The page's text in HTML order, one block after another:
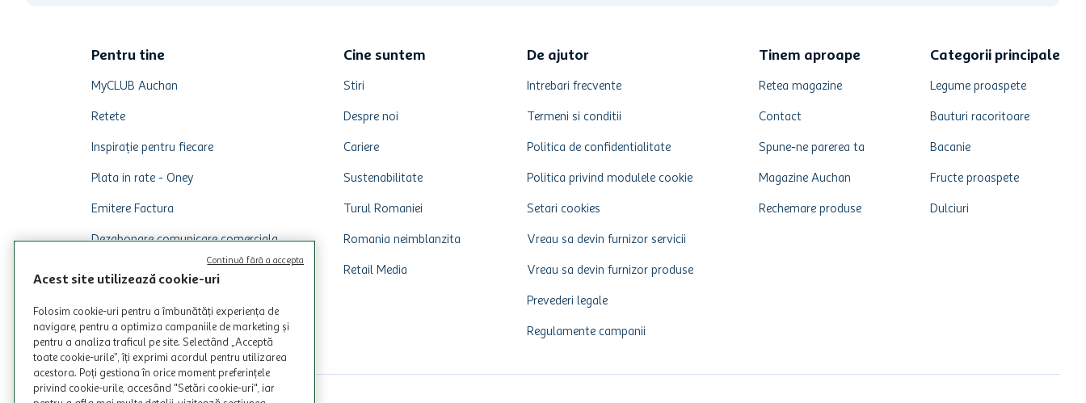
Pentru tine
MyCLUB Auchan
Retete
Inspirație pentru fiecare
Plata in rate - Oney
Emitere Factura
Dezabonare comunicare comerciala
Cine suntem
Stiri
Despre noi
Cariere
Sustenabilitate
Turul Romaniei
Romania neimblanzita
Retail Media
De ajutor
Intrebari frecvente
Termeni si conditii
Politica de confidentialitate
Politica privind modulele cookie
Setari cookies
Vreau sa devin furnizor servicii
Vreau sa devin furnizor produse
Prevederi legale
Regulamente campanii
Tinem aproape
Retea magazine
Contact
Spune-ne parerea ta
Magazine Auchan
Rechemare produse
Categorii principale
Legume proaspete
Bauturi racoritoare
Bacanie
Fructe proaspete
Dulciuri
Acest site utilizează cookie-uri
Folosim cookie-uri pentru a îmbunătăți experiența de
navigare, pentru a optimiza campaniile de marketing și
pentru a analiza traficul pe site. Selectând „Acceptă
toate cookie-urile”, îți exprimi acordul pentru utilizarea
acestora. Poți gestiona în orice moment preferințele
privind cookie-urile, accesând "Setări cookie-uri", iar
Continuă fără a accepta